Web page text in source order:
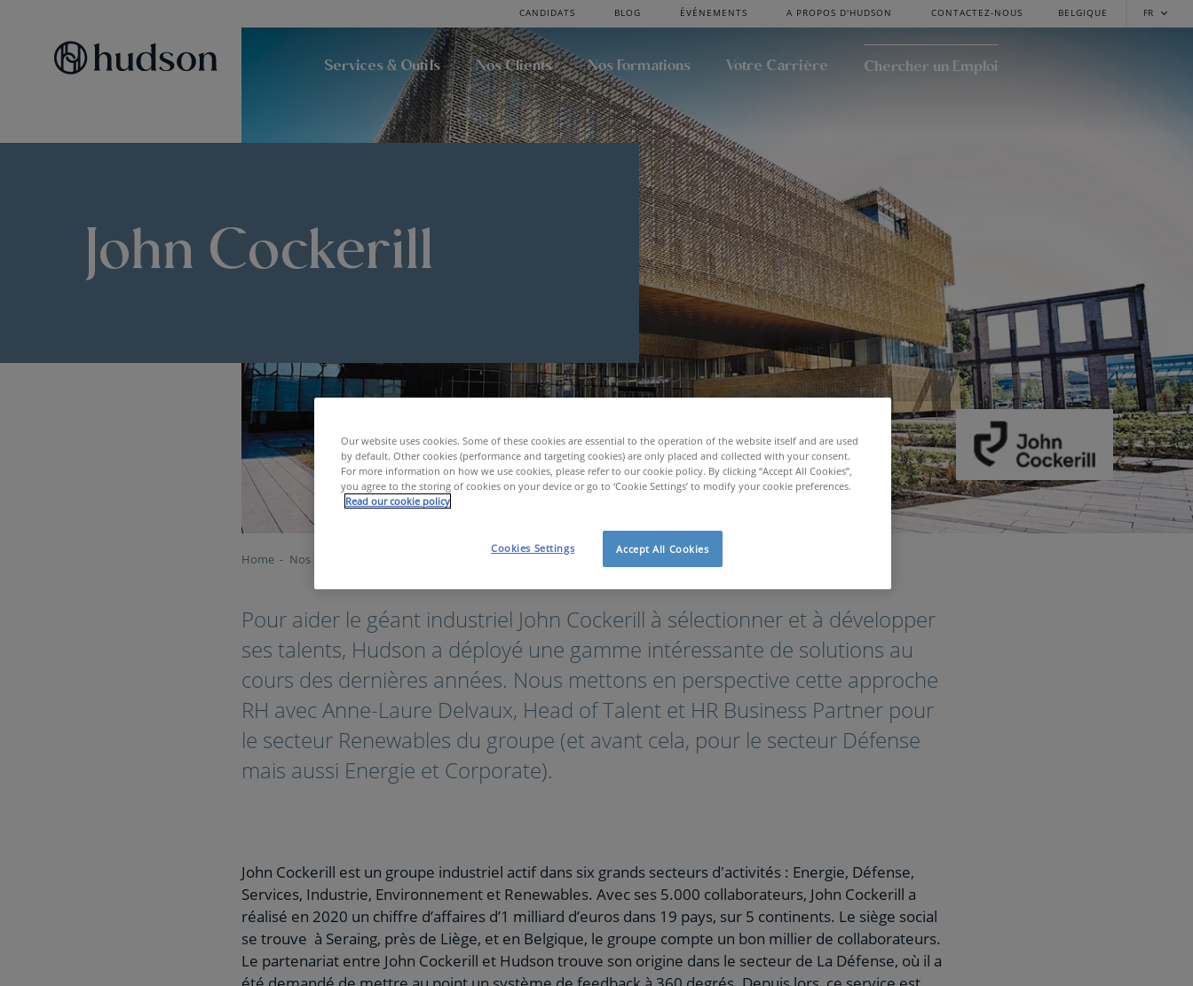
CANDIDATS BLOG ÉVÉNEMENTS A PROPOS D'HUDSON CONTACTEZ-NOUS BELGIQUE FR
Services & Outils Nos Clients Nos Formations Votre Carrière Chercher un Emploi
John Cockerill
Home Nos clients John Cockerill
Pour aider le géant industriel John Cockerill à sélectionner et à développer
ses talents, Hudson a déployé une gamme intéressante de solutions au
cours des dernières années. Nous mettons en perspective cette approche
RH avec Anne-Laure Delvaux, Head of Talent et HR Business Partner pour
le secteur Renewables du groupe (et avant cela, pour le secteur Défense
mais aussi Energie et Corporate).
John Cockerill est un groupe industriel actif dans six grands secteurs d'activités : Energie, Défense,
Services, Industrie, Environnement et Renewables. Avec ses 5.000 collaborateurs, John Cockerill a
réalisé en 2020 un chiffre d’affaires d’1 milliard d’euros dans 19 pays, sur 5 continents. Le siège social
se trouve à Seraing, près de Liège, et en Belgique, le groupe compte un bon millier de collaborateurs.
Le partenariat entre John Cockerill et Hudson trouve son origine dans le secteur de La Défense, où il a
Our website uses cookies. Some of these cookies are essential to the operation of the website itself and are used
by default. Other cookies (performance and targeting cookies) are only placed and collected with your consent.
For more information on how we use cookies, please refer to our cookie policy. By clicking “Accept All Cookies”,
you agree to the storing of cookies on your device or go to ‘Cookie Settings’ to modify your cookie preferences.
Read our cookie policy
Accept All Cookies
Cookies Settings